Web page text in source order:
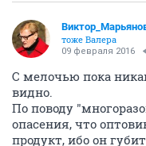
тоже Валера
09 февраля 2016
С мелочью пока
видно.
По поводу
опасения, что
продукт, ибо он